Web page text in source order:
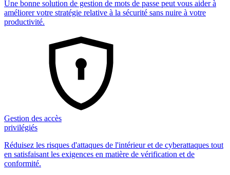
Une bonne solution de gestion de mots de passe peut vous aider à
améliorer votre stratégie relative à la sécurité sans nuire à votre
productivité.
Gestion des accès
privilégiés
Réduisez les risques d'attaques de l'intérieur et de cyberattaques tout
en satisfaisant les exigences en matière de vérification et de
conformité.